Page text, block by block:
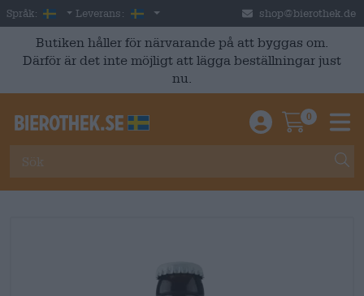
Skip to main content
Språk: Swedish
Leverans: Sverige shop@bierothek.de
Butiken håller för närvarande på att byggas om.
Därför är det inte möjligt att lägga beställningar just
nu.
Einloggen /
0